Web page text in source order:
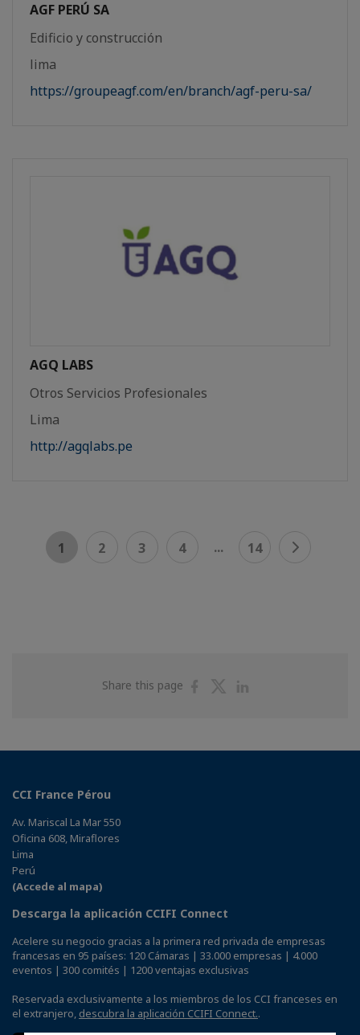
AGF PERÚ SA
Edificio y construcción
lima
https://groupeagf.com/en/branch/agf-peru-sa/
AGQ LABS
Otros Servicios Profesionales
Lima
http://agqlabs.pe
1 2 3 4 ... 14
Share this page
ShareShare
CCI France Pérou
Av. Mariscal La Mar 550
Oficina 608, Miraflores
Lima
Perú
(Accede al mapa)
Descarga la aplicación CCIFI Connect
Acelere su negocio gracias a la primera red privada de empresas
francesas en 95 países: 120 Cámaras | 33.000 empresas | 4.000
eventos | 300 comités | 1200 ventajas exclusivas
Reservada exclusivamente a los miembros de los CCI franceses en
el extranjero, descubra la aplicación CCIFI Connect..